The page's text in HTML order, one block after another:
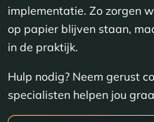
implementatie. Zo zorgen
op papier blijven staan,
in de praktijk.
Hulp nodig? Neem gerust
specialisten helpen jou